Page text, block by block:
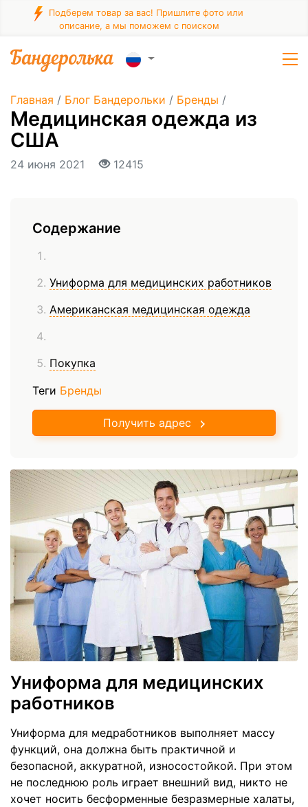
Подберем товар за вас! Пришлите фото или
описание, а мы поможем с поиском
Главная / Блог Бандерольки / Бренды /
Медицинская одежда из
США
24 июня 2021 12415
Содержание
Униформа для медицинских работников
Американская медицинская одежда
Покупка
Теги Бренды
Получить адрес
Униформа для медицинских
работников
Униформа для медработников выполняет массу
функций, она должна быть практичной и
безопасной, аккуратной, износостойкой. При этом
не последнюю роль играет внешний вид, никто не
хочет носить бесформенные безразмерные халаты,